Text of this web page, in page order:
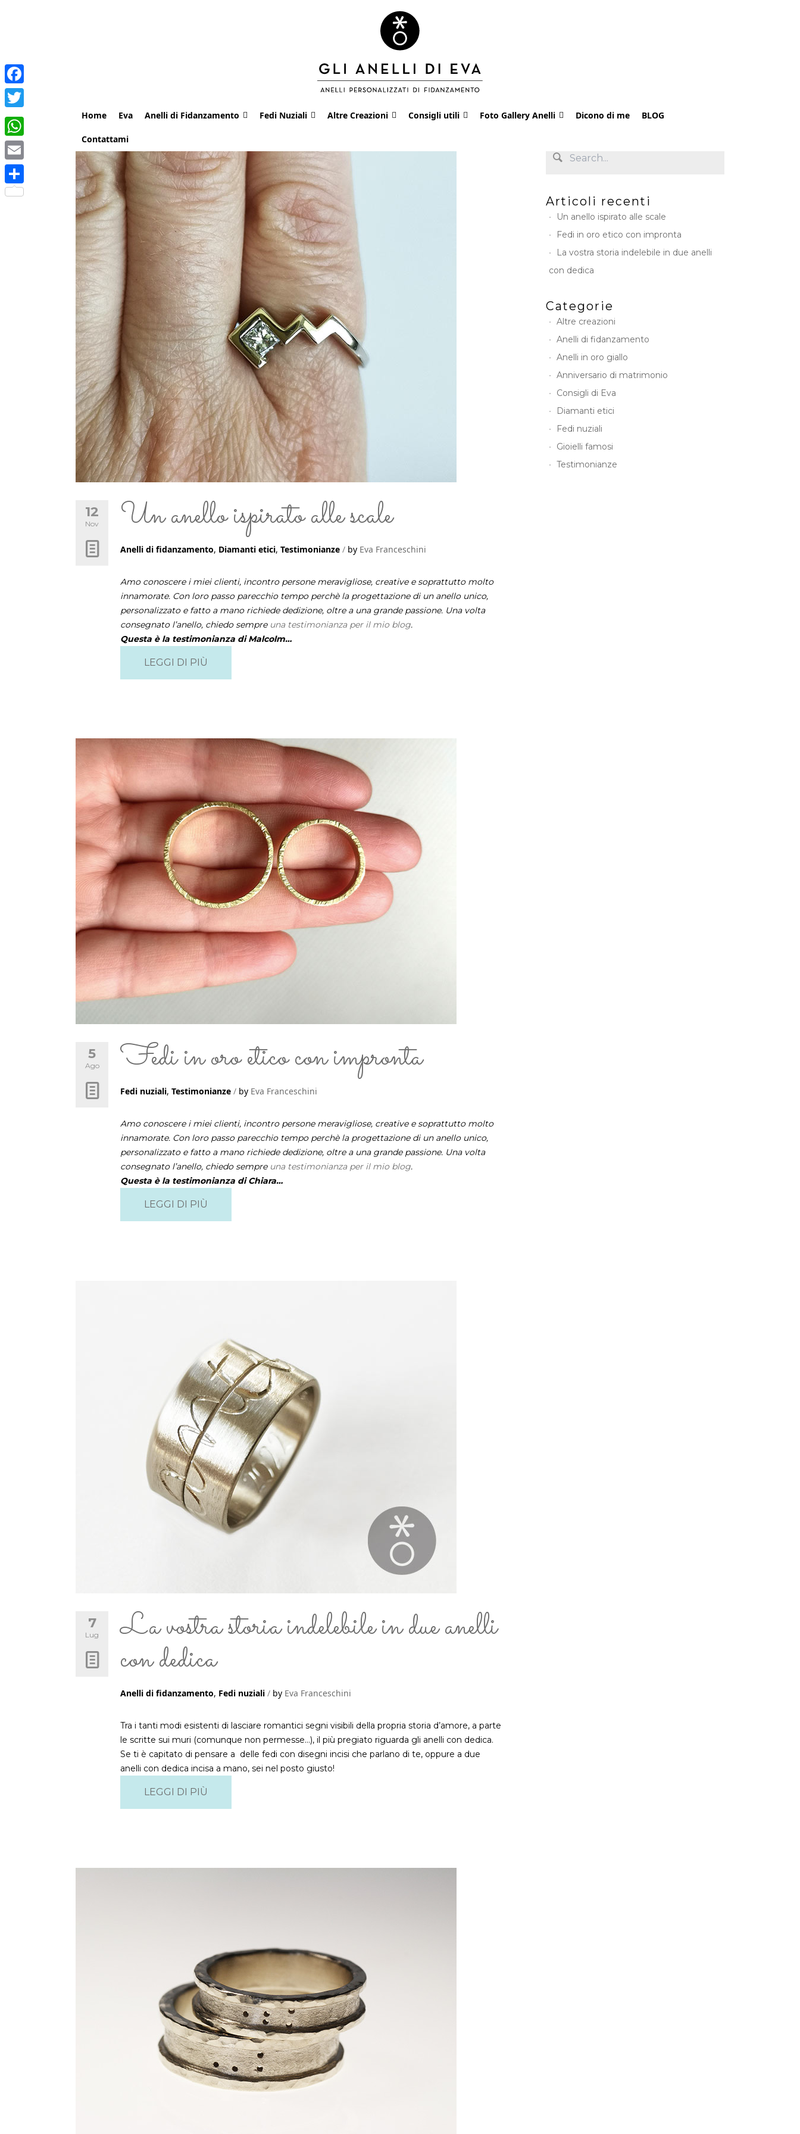
Home Eva Anelli di Fidanzamento Fedi Nuziali Altre Creazioni Consigli utili Foto Gallery Anelli Dicono di me BLOG
Contattami
12
Nov Un anello ispirato alle scale
Anelli di fidanzamento, Diamanti etici, Testimonianze by Eva Franceschini
Amo conoscere i miei clienti, incontro persone meravigliose, creative e soprattutto molto
innamorate. Con loro passo parecchio tempo perchè la progettazione di un anello unico,
personalizzato e fatto a mano richiede dedizione, oltre a una grande passione. Una volta
consegnato l’anello, chiedo sempreuna testimonianza per il mio blog.
Questa è la testimonianza di Malcolm…
LEGGI DI PIÙ
5
Ago Fedi in oro etico con impronta
Fedi nuziali, Testimonianze by Eva Franceschini
Amo conoscere i miei clienti, incontro persone meravigliose, creative e soprattutto molto
innamorate. Con loro passo parecchio tempo perchè la progettazione di un anello unico,
personalizzato e fatto a mano richiede dedizione, oltre a una grande passione. Una volta
consegnato l’anello, chiedo sempreuna testimonianza per il mio blog.
Questa è la testimonianza di Chiara…
LEGGI DI PIÙ
7
Lug La vostra storia indelebile in due anelli
con dedica
Anelli di fidanzamento, Fedi nuziali by Eva Franceschini
Tra i tanti modi esistenti di lasciare romantici segni visibili della propria storia d’amore, a parte
le scritte sui muri (comunque non permesse…), il più pregiato riguarda gli anelli con dedica.
Se ti è capitato di pensare a delle fedi con disegni incisi che parlano di te, oppure a due
anelli con dedica incisa a mano, sei nel posto giusto!
LEGGI DI PIÙ
Articoli recenti
Un anello ispirato alle scale
Fedi in oro etico con impronta
La vostra storia indelebile in due anelli
con dedica
Categorie
Altre creazioni
Anelli di fidanzamento
Anelli in oro giallo
Anniversario di matrimonio
Consigli di Eva
Diamanti etici
Fedi nuziali
Gioielli famosi
Testimonianze
Facebook
Twitter
WhatsApp
Email
Share